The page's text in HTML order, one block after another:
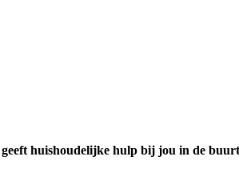
huishoudelijke hulp bij jou in de